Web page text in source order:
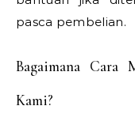
pasca pembelian.
Bagaimana Cara
Kami?